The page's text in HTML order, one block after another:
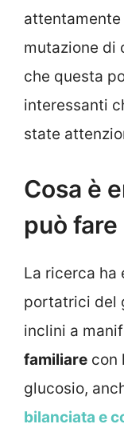
attentamente
mutazione di
che questa
interessanti
state
Cosa è
può fare
La ricerca ha
portatrici del
inclini a
familiare con
glucosio,
bilanciata e